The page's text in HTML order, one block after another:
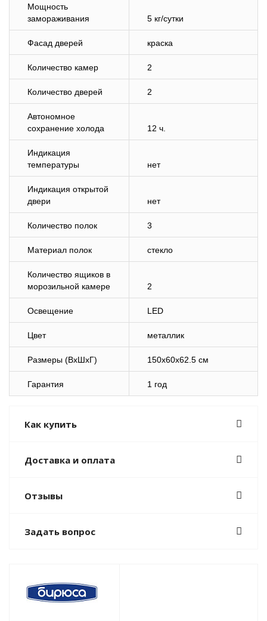
Мощность
замораживания
5 кг/cутки
Фасад дверей краска
Количество камер 2
Количество дверей 2
Автономное
сохранение холода
12 ч.
Индикация
температуры
нет
Индикация открытой
двери
нет
Количество полок 3
Материал полок стекло
Количество ящиков в
морозильной камере
2
Освещение LED
Цвет металлик
Размеры (ВхШхГ) 150x60x62.5 см
Гарантия 1 год
Как купить
Доставка и оплата
Отзывы
Задать вопрос